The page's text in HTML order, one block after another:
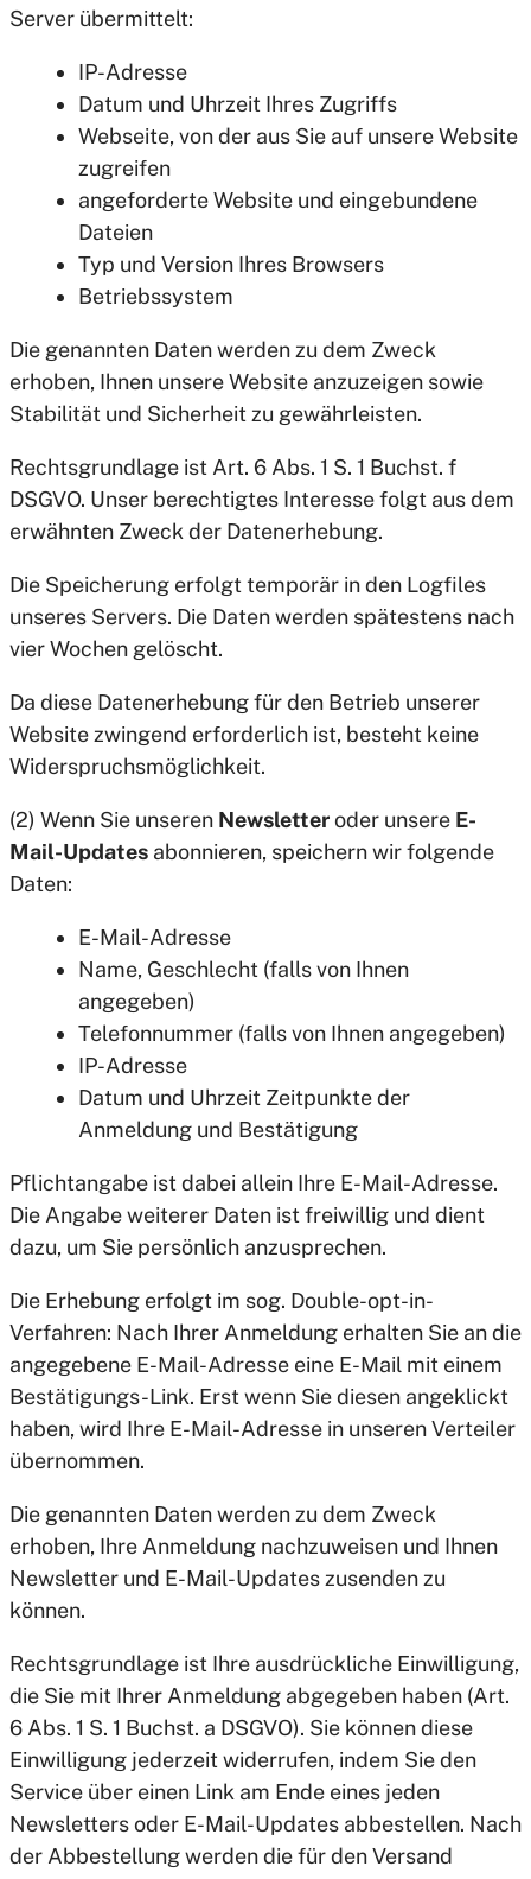
Server übermittelt:
IP-Adresse
Datum und Uhrzeit Ihres Zugriffs
Webseite, von der aus Sie auf unsere Website
zugreifen
angeforderte Website und eingebundene
Dateien
Typ und Version Ihres Browsers
Betriebssystem
Die genannten Daten werden zu dem Zweck
erhoben, Ihnen unsere Website anzuzeigen sowie
Stabilität und Sicherheit zu gewährleisten.
Rechtsgrundlage ist Art. 6 Abs. 1 S. 1 Buchst. f
DSGVO. Unser berechtigtes Interesse folgt aus dem
erwähnten Zweck der Datenerhebung.
Die Speicherung erfolgt temporär in den Logfiles
unseres Servers. Die Daten werden spätestens nach
vier Wochen gelöscht.
Da diese Datenerhebung für den Betrieb unserer
Website zwingend erforderlich ist, besteht keine
Widerspruchsmöglichkeit.
(2) Wenn Sie unseren Newsletteroder unsere E-
Mail-Updates abonnieren, speichern wir folgende
Daten:
E-Mail-Adresse
Name, Geschlecht (falls von Ihnen
angegeben)
Telefonnummer (falls von Ihnen angegeben)
IP-Adresse
Datum und Uhrzeit Zeitpunkte der
Anmeldung und Bestätigung
Pflichtangabe ist dabei allein Ihre E-Mail-Adresse.
Die Angabe weiterer Daten ist freiwillig und dient
dazu, um Sie persönlich anzusprechen.
Die Erhebung erfolgt im sog. Double-opt-in-
Verfahren: Nach Ihrer Anmeldung erhalten Sie an die
angegebene E-Mail-Adresse eine E-Mail mit einem
Bestätigungs-Link. Erst wenn Sie diesen angeklickt
haben, wird Ihre E-Mail-Adresse in unseren Verteiler
übernommen.
Die genannten Daten werden zu dem Zweck
erhoben, Ihre Anmeldung nachzuweisen und Ihnen
Newsletter und E-Mail-Updates zusenden zu
können.
Rechtsgrundlage ist Ihre ausdrückliche Einwilligung,
die Sie mit Ihrer Anmeldung abgegeben haben (Art.
6 Abs. 1 S. 1 Buchst. a DSGVO). Sie können diese
Einwilligung jederzeit widerrufen, indem Sie den
Service über einen Link am Ende eines jeden
Newsletters oder E-Mail-Updates abbestellen. Nach
der Abbestellung werden die für den Versand